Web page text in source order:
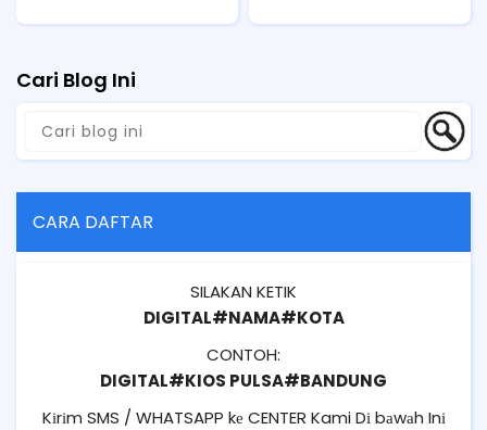
Cari Blog Ini
CARA DAFTAR
SILAKAN KETIK
DIGITAL#NAMA#KOTA
CONTOH:
DIGITAL#KIOS PULSA#BANDUNG
Kіrіm SMS / WHATSAPP kе CENTER Kami Dі bаwаh Inі